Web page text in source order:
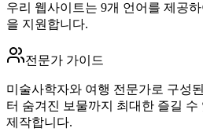
우리 웹사이트는 9개 언어를 제공
을 지원합니다.
전문가 가이드
미술사학자와 여행 전문가로 구성
터 숨겨진 보물까지 최대한 즐길
제작합니다.